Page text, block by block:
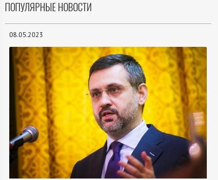
ПОПУЛЯРНЫЕ НОВОСТИ
08.05.2023